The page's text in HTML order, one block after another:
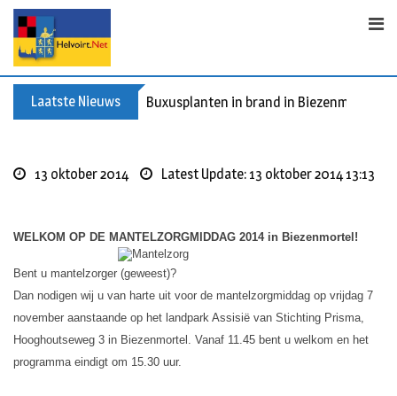
p
Laatste Nieuws Buxusplanten in brand in Biezenmortel,
13 oktober 2014 Latest Update: 13 oktober 2014 13:13
WELKOM OP DE MANTELZORGMIDDAG 2014 in Biezenmortel!
Bent u mantelzorger (geweest)?
Dan nodigen wij u van harte uit voor de mantelzorgmiddag op vrijdag 7
november aanstaande op het landpark Assisië van Stichting Prisma,
Hooghoutseweg 3 in Biezenmortel. Vanaf 11.45 bent u welkom en het
programma eindigt om 15.30 uur.